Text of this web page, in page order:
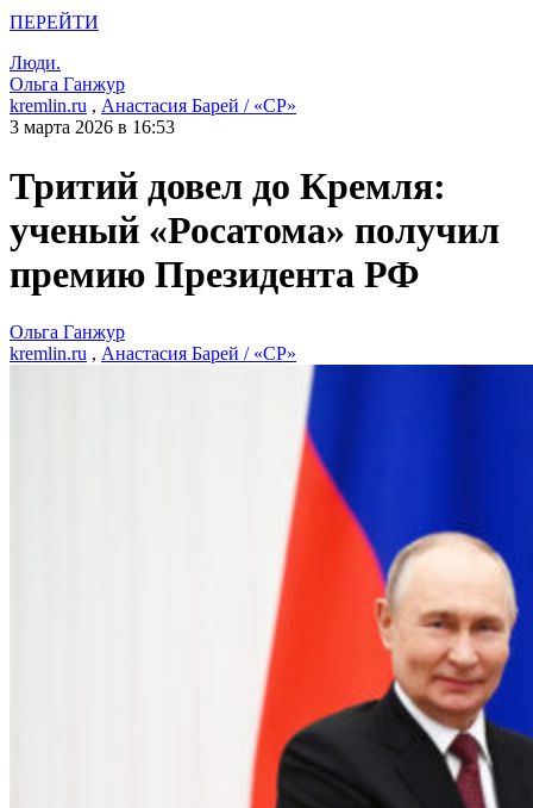
ПЕРЕЙТИ
Люди.
Ольга Ганжур
kremlin.ru , Анастасия Барей / «СР»
3 марта 2026 в 16:53
Тритий довел до Кремля:
ученый «Росатома» получил
премию Президента РФ
Ольга Ганжур
kremlin.ru , Анастасия Барей / «СР»